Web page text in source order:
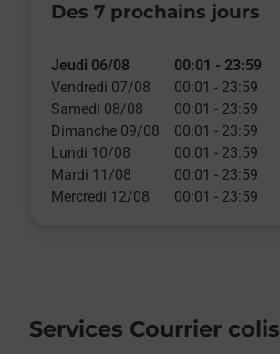
Des 7 prochains jours
Jeudi 06/08 00:01 - 23:59
Vendredi 07/08
00:01 - 23:59
Samedi 08/08
00:01 - 23:59
Dimanche 09/08
00:01 - 23:59
Lundi 10/08
00:01 - 23:59
Mardi 11/08
00:01 - 23:59
Mercredi 12/08
00:01 - 23:59
Services Courrier colis